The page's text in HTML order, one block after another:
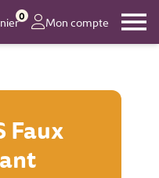
0 Mon compte
Faux